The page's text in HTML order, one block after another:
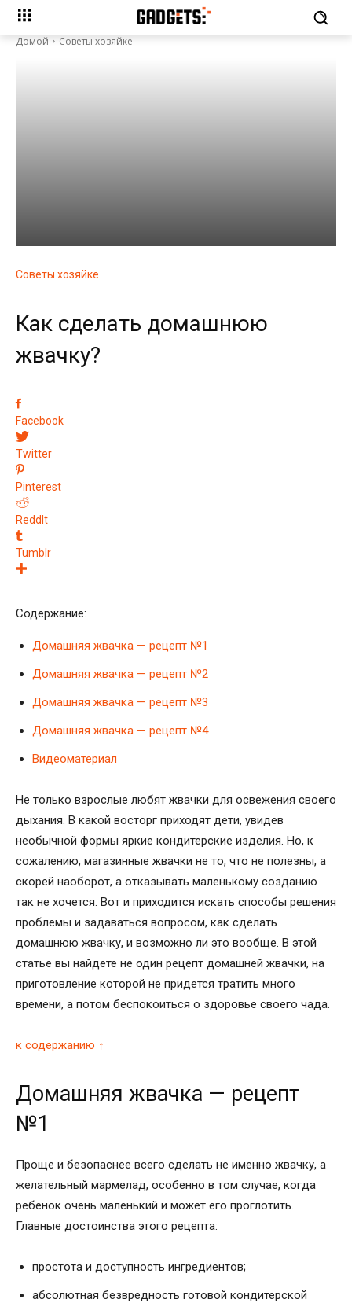
Домой Советы хозяйке
Советы хозяйке
Как сделать домашнюю
жвачку?
Facebook
Twitter
Pinterest
ReddIt
Tumblr
Содержание:
Домашняя жвачка — рецепт №1
Домашняя жвачка — рецепт №2
Домашняя жвачка — рецепт №3
Домашняя жвачка — рецепт №4
Видеоматериал
Не только взрослые любят жвачки для освежения своего
дыхания. В какой восторг приходят дети, увидев
необычной формы яркие кондитерские изделия. Но, к
сожалению, магазинные жвачки не то, что не полезны, а
скорей наоборот, а отказывать маленькому созданию
так не хочется. Вот и приходится искать способы решения
проблемы и задаваться вопросом, как сделать
домашнюю жвачку, и возможно ли это вообще. В этой
статье вы найдете не один рецепт домашней жвачки, на
приготовление которой не придется тратить много
времени, а потом беспокоиться о здоровье своего чада.
к содержанию ↑
Домашняя жвачка — рецепт
№1
Проще и безопаснее всего сделать не именно жвачку, а
желательный мармелад, особенно в том случае, когда
ребенок очень маленький и может его проглотить.
Главные достоинства этого рецепта:
простота и доступность ингредиентов;
абсолютная безвредность готовой кондитерской